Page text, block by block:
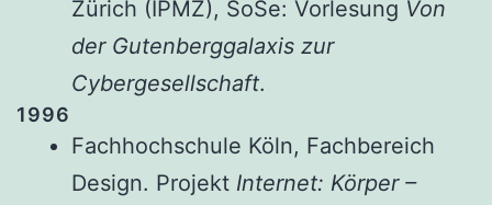
Zürich (IPMZ), SoSe: Vorlesung Von
der Gutenberggalaxis zur
Cybergesellschaft.
1996
Fachhochschule Köln, Fachbereich
Design. Projekt Internet: Körper –